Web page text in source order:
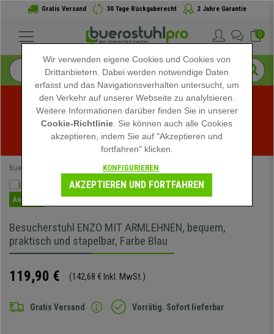
Gratis Versand 30 Tage Rückgaberecht 2 Jahre Garantie
0
Sommerschlussverkauf bei buerostuhlpro! Exklusive
Rabatte für kurze Zeit - Aktion ansehen -
Buerostuhlpro Konferenzstühle
Angebot
Besucherstuhl ENZO MIT ARMLEHNEN, bequem,
praktisch und stapelbar, Farbe Blau
119,90 € (142,68 € Inkl. MwSt.)
Gratis Versand Vorrätig. Sofort lieferbar
Wir verwenden eigene Cookies und Cookies von
Drittanbietern. Dabei werden notwendige Daten
erfasst und das Navigationsverhalten untersucht, um
den Verkehr auf unserer Webseite zu analylsieren.
Weitere Informationen darüber finden Sie in unserer
Cookie-Richtlinie . Sie können auch alle Cookies
akzeptieren, indem Sie auf "Akzeptieren und
fortfahren" klicken.
KONFIGURIEREN
AKZEPTIEREN UND FORTFAHREN